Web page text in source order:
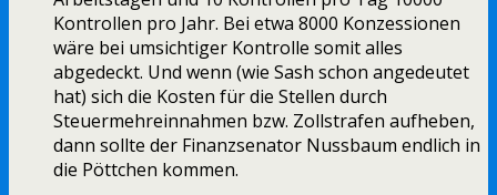
Kontrollen pro Jahr. Bei etwa 8000 Konzessionen
wäre bei umsichtiger Kontrolle somit alles
abgedeckt. Und wenn (wie Sash schon angedeutet
hat) sich die Kosten für die Stellen durch
Steuermehreinnahmen bzw. Zollstrafen aufheben,
dann sollte der Finanzsenator Nussbaum endlich in
die Pöttchen kommen.